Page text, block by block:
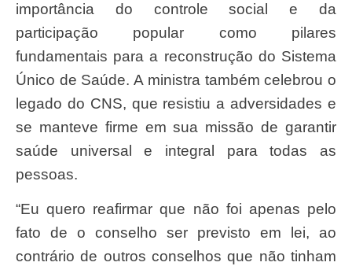
importância do controle social e da
participação popular como pilares
fundamentais para a reconstrução do Sistema
Único de Saúde. A ministra também celebrou o
legado do CNS, que resistiu a adversidades e
se manteve firme em sua missão de garantir
saúde universal e integral para todas as
pessoas.
“Eu quero reafirmar que não foi apenas pelo
fato de o conselho ser previsto em lei, ao
contrário de outros conselhos que não tinham